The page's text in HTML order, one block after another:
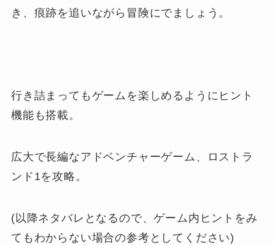
き、痕跡を追いながら冒険にでましょう。
行き詰まってもゲームを楽しめるようにヒント
機能も搭載。
広大で長編なアドベンチャーゲーム、ロストラ
ンド1を攻略。
(以降ネタバレとなるので、ゲーム内ヒントをみ
てもわからない場合の参考としてください)